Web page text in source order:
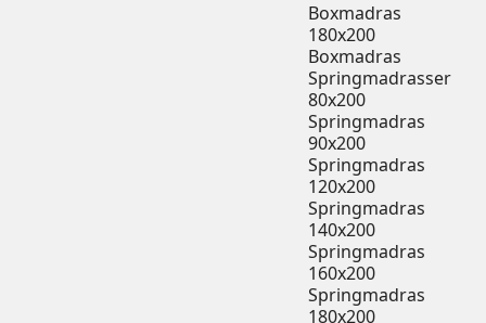
Boxmadras
180x200
Boxmadras
Springmadrasser
80x200
Springmadras
90x200
Springmadras
120x200
Springmadras
140x200
Springmadras
160x200
Springmadras
180x200